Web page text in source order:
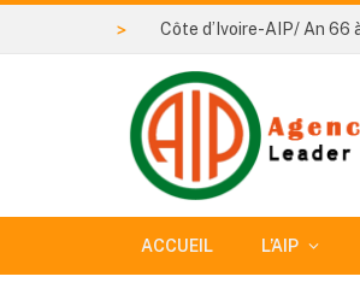
>
ACCUEIL L’AIP